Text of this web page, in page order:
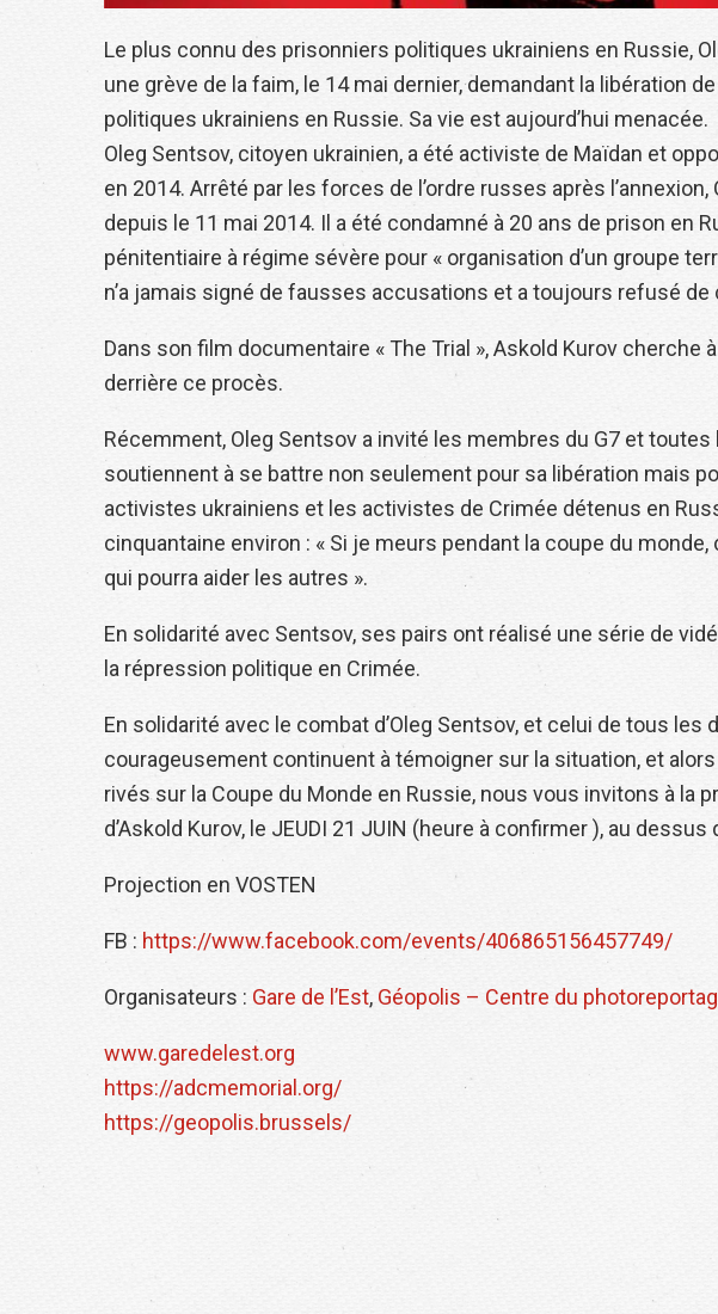
Le plus connu des prisonniers politiques ukrainiens en Russie,
une grève de la faim, le 14 mai dernier, demandant la libération
politiques ukrainiens en Russie. Sa vie est aujourd’hui menacée.
Oleg Sentsov, citoyen ukrainien, a été activiste de Maïdan et
en 2014. Arrêté par les forces de l’ordre russes après
depuis le 11 mai 2014. Il a été condamné à 20 ans de prison en
pénitentiaire à régime sévère pour « organisation d’un groupe
n’a jamais signé de fausses accusations et a toujours refusé
Dans son film documentaire « The Trial », Askold Kurov cherche
derrière ce procès.
Récemment, Oleg Sentsov a invité les membres du G7 et
soutiennent à se battre non seulement pour sa libération mais
activistes ukrainiens et les activistes de Crimée détenus en
cinquantaine environ : « Si je meurs pendant la coupe du
qui pourra aider les autres ».
En solidarité avec Sentsov, ses pairs ont réalisé une série de
la répression politique en Crimée.
En solidarité avec le combat d’Oleg Sentsov, et celui de tous
courageusement continuent à témoigner sur la situation, et
rivés sur la Coupe du Monde en Russie, nous vous invitons à la
d’Askold Kurov, le JEUDI 21 JUIN (heure à confirmer ), au
Projection en VOSTEN
FB : https://www.facebook.com/events/406865156457749/
Organisateurs : Gare de l’Est, Géopolis – Centre du
www.garedelest.org
https://adcmemorial.org/
https://geopolis.brussels/